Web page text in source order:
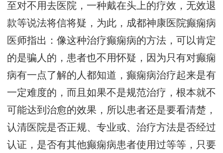
至对不用去医院，一种戴在头上的疗效，无效退
款等说法将信将疑，为此，成都神康医院癫痫病
医师指出：像这种治疗癫痫病的方法，可以肯定
的是骗人的，患者也不用怀疑，因为只有对癫痫
病有一点了解的人都知道，癫痫病治疗起来是有
一定难度的，而且如果不是规范治疗，根本就不
可能达到治愈的效果，所以患者还是要看清楚，
认清医院是否正规、专业或、治疗方法是否经过
认证，是否有其他癫痫病患者使用过等等，只要